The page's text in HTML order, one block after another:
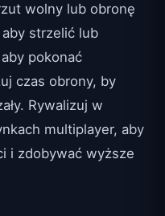
wolny lub obronę
strzelić lub
pokonać
czas obrony, by
Rywalizuj w
multiplayer, aby
i zdobywać wyższe